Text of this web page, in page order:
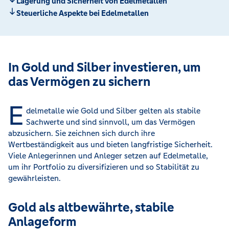
Steuerliche Aspekte bei Edelmetallen
In Gold und Silber investieren, um
das Vermögen zu sichern
E delmetalle wie Gold und Silber gelten als stabile
Sachwerte und sind sinnvoll, um das Vermögen
abzusichern. Sie zeichnen sich durch ihre
Wertbeständigkeit aus und bieten langfristige Sicherheit.
Viele Anlegerinnen und Anleger setzen auf Edelmetalle,
um ihr Portfolio zu diversifizieren und so Stabilität zu
gewährleisten.
Gold als altbewährte, stabile
Anlageform